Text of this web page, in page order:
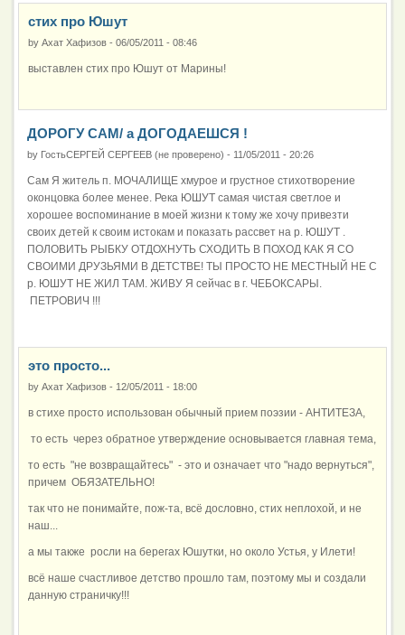
стих про Юшут
by Ахат Хафизов - 06/05/2011 - 08:46
выставлен стих про Юшут от Марины!
ДОРОГУ САМ/ а ДОГОДАЕШСЯ !
by ГостьСЕРГЕЙ СЕРГЕЕВ (не проверено) - 11/05/2011 - 20:26
Сам Я житель п. МОЧАЛИЩЕ хмурое и грустное стихотворение
оконцовка более менее. Река ЮШУТ самая чистая светлое и
хорошее воспоминание в моей жизни к тому же хочу привезти
своих детей к своим истокам и показать рассвет на р. ЮШУТ .
ПОЛОВИТЬ РЫБКУ ОТДОХНУТЬ СХОДИТЬ В ПОХОД КАК Я СО
СВОИМИ ДРУЗЬЯМИ В ДЕТСТВЕ! ТЫ ПРОСТО НЕ МЕСТНЫЙ НЕ С
р. ЮШУТ НЕ ЖИЛ ТАМ. ЖИВУ Я сейчас в г. ЧЕБОКСАРЫ.
ПЕТРОВИЧ !!!
это просто...
by Ахат Хафизов - 12/05/2011 - 18:00
в стихе просто использован обычный прием поэзии - АНТИТЕЗА,
то есть через обратное утверждение основывается главная тема,
то есть "не возвращайтесь" - это и означает что "надо вернуться",
причем ОБЯЗАТЕЛЬНО!
так что не понимайте, пож-та, всё дословно, стих неплохой, и не
наш...
а мы также росли на берегах Юшутки, но около Устья, у Илети!
всё наше счастливое детство прошло там, поэтому мы и создали
данную страничку!!!